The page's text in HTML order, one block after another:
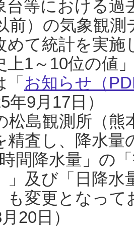
台等における過
前）の気象観
めて統計を実
上1～10位の値
お知らせ（
年9月17日）
松島観測所（熊
精査し、降水
時間降水量」の
」及び「日降
も変更となっ
20日）